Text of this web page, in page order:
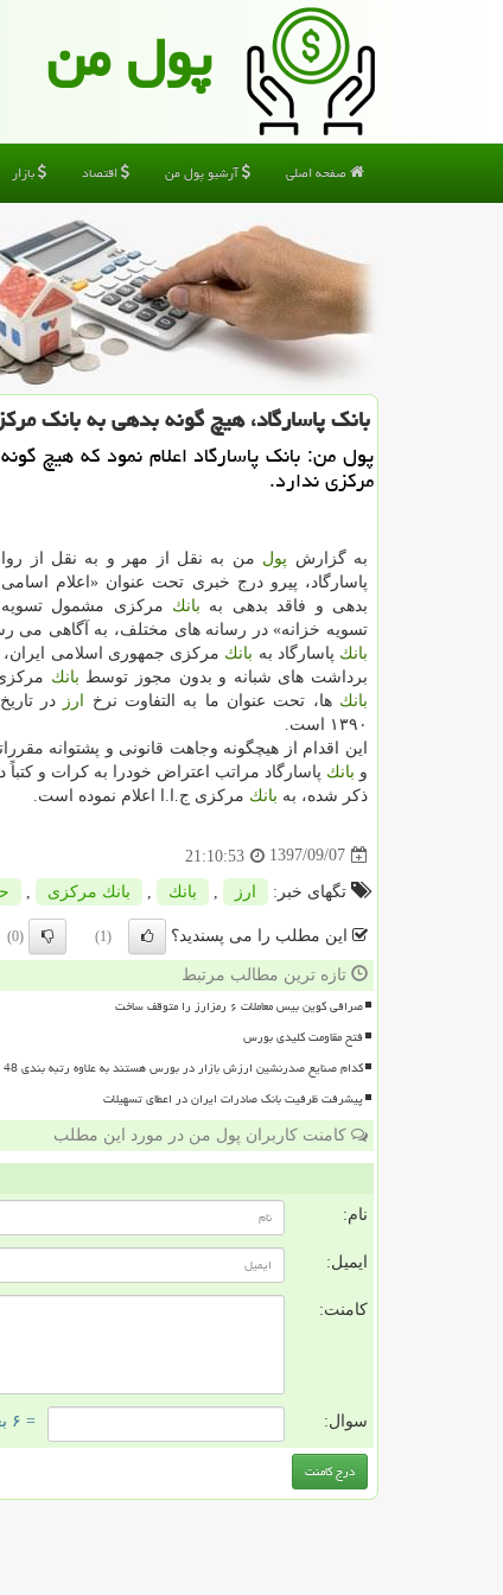
پول من
صفحه اصلی آرشیو پول من اقتصاد بازار
بانك پاسارگاد، هیچ گونه بدهی به بانك
پول من: بانك پاسارگاد اعلام نمود كه هیچ
مركزی ندارد.
به گزارش پول من به نقل از مهر و به نقل از
پاسارگاد، پیرو درج خبری تحت عنوان «اعلام اسامی
بدهی و فاقد بدهی به بانك مركزی مشمول تسویه
تسویه خزانه» در رسانه های مختلف، به آگاهی می
بانك پاسارگاد به بانك مركزی جمهوری اسلامی ایران،
برداشت های شبانه و بدون مجوز توسط بانك
بانك ها، تحت عنوان ما به التفاوت نرخ ارز
۱۳۹۰ است.
این اقدام از هیچگونه وجاهت قانونی و پشتوانه
و بانك پاسارگاد مراتب اعتراض خودرا به كرات و كتباً
ذكر شده، به بانك مركزی ج.ا.ا اعلام نموده است.
1397/09/07
21:10:53
تگهای خبر: ارز بانك بانك مركزی
این مطلب را می پسندید؟ (1)
(0)
تازه ترین مطالب مرتبط
صرافی کوین بیس معاملات ۶ رمزارز را متوقف ساخت
فتح مقاومت کلیدی بورس
کدام صنایع صدرنشین ارزش بازار در بورس هستند به علاوه رتبه بندی 48 صنعت بورسی
پیشرفت ظرفیت بانک صادرات ایران در اعطای تسهیلات
کامنت کاربران پول من در مورد این مطلب
نام:
ایمیل:
کامنت:
سوال: = ۶ بعلاوه ۴